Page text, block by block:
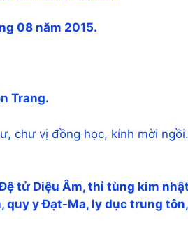
08 năm 2015.
Trang.
chư vị đồng học, kính mời
tử Diệu Âm, thỉ tùng kim
y Đạt-Ma, ly dục trung